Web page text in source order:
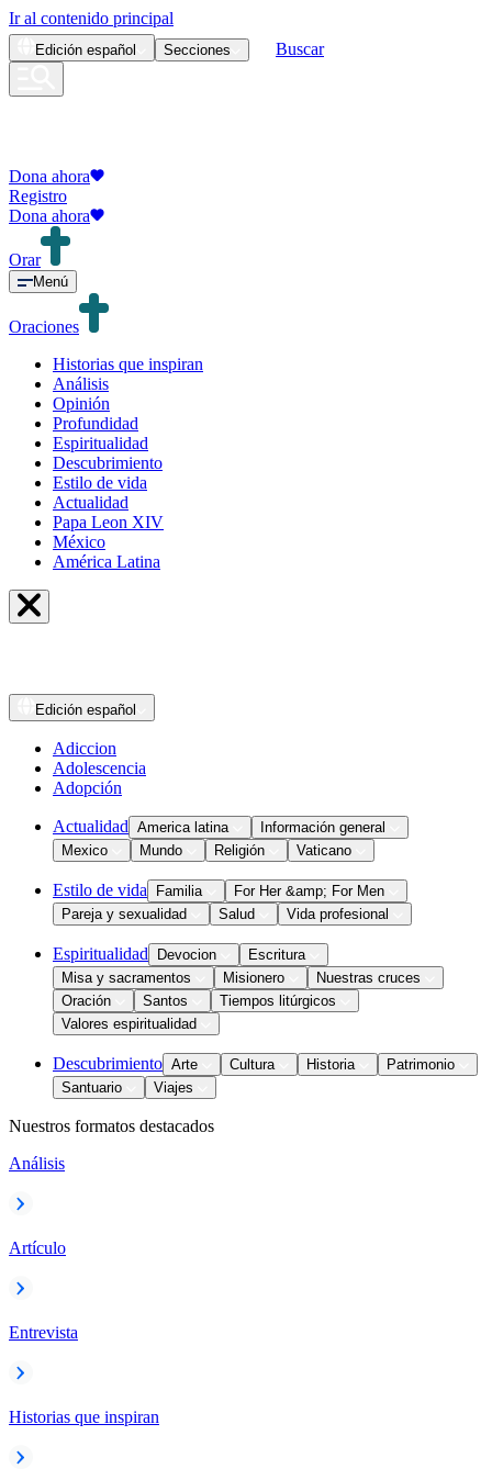
Ir al contenido principal
Edición español Secciones Buscar
Dona ahora
Registro
Dona ahora
Orar
Menú
Oraciones
Historias que inspiran
Análisis
Opinión
Profundidad
Espiritualidad
Descubrimiento
Estilo de vida
Actualidad
Papa Leon XIV
México
América Latina
Edición español
Adiccion
Adolescencia
Adopción
Actualidad America latina
Información general
Mexico
Mundo Religión Vaticano
Estilo de vida Familia
For Her &amp; For Men
Pareja y sexualidad
Salud Vida profesional
Espiritualidad Devocion
Escritura
Misa y sacramentos
Misionero
Nuestras cruces
Oración
Santos
Tiempos litúrgicos
Valores espiritualidad
Descubrimiento Arte Cultura Historia
Patrimonio
Santuario
Viajes
Nuestros formatos destacados
Análisis
Artículo
Entrevista
Historias que inspiran